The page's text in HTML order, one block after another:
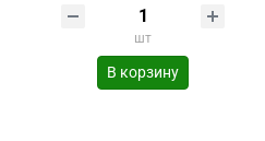
шт
В корзину